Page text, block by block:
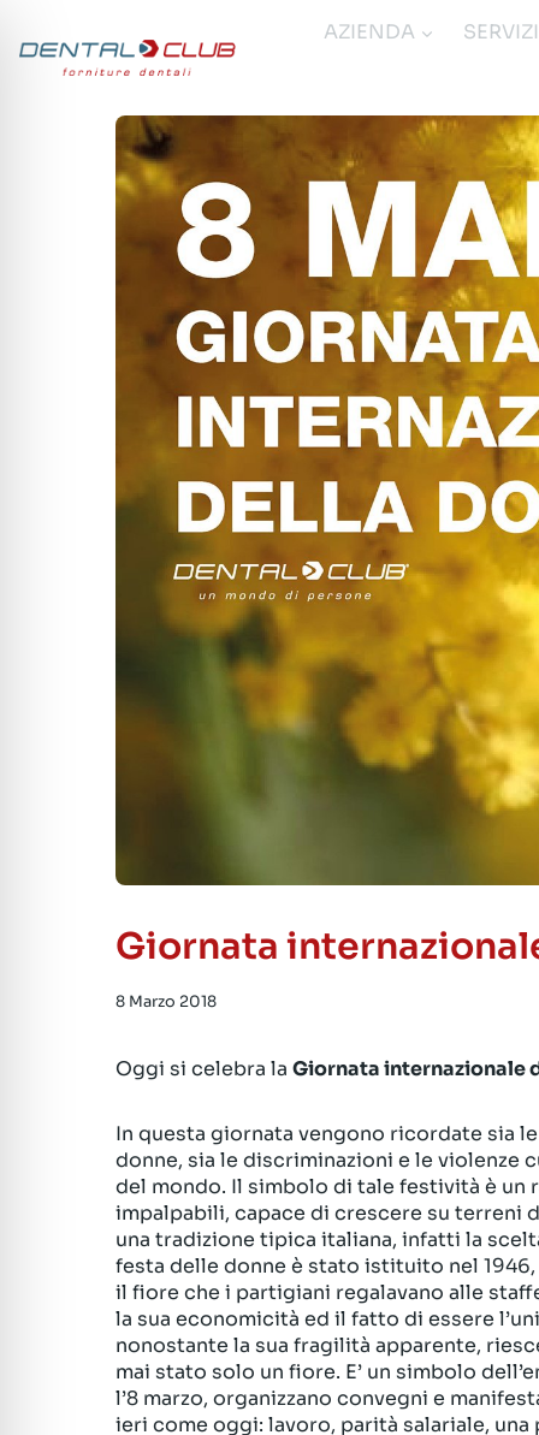
contenuto
AZIENDA
Giornata
8 Marzo 2018
Oggi si celebra la Giornata internazionale
In questa giornata vengono ricordate sia
donne, sia le discriminazioni e le violenze
del mondo. Il simbolo di tale festività è
impalpabili, capace di crescere su terreni
una tradizione tipica italiana, infatti la
festa delle donne è stato istituito nel 1946,
il fiore che i partigiani regalavano alle
la sua economicità ed il fatto di essere
nonostante la sua fragilità apparente,
mai stato solo un fiore. E’ un simbolo
l’8 marzo, organizzano convegni e
ieri come oggi: lavoro, parità salariale,